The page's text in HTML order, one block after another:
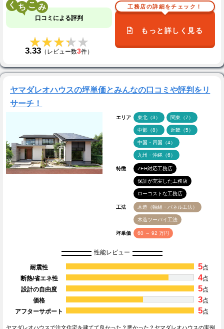
く こ
口コミによる評判
★★★★★
★★★★★
3.33 （レビュー数3件）
工務店の詳細をチェック！
もっと詳しく見る
ヤマダレオハウスの坪単価とみんなの口コミや評判をリ
サーチ！
エリア 東北（3） 関東（7）
中部（8） 近畿（5）
中国・四国（4）
九州・沖縄（6）
特徴 ZEH対応工務店
保証が充実した工務店
ローコストな工務店
工法 木造（軸組・パネル工法）
木造ツーバイ工法
坪単価 60 ～ 92 万円
性能レビュー
耐震性 5点
断熱/省エネ性
4点
設計の自由度
5点
価格
3点
アフターサポート
5点
ヤマダレオハウスで注文住宅を建てて良かった？悪かった？ヤマダレオハウスの実例